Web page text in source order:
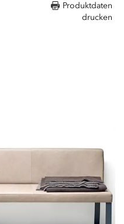
Produktdaten
drucken